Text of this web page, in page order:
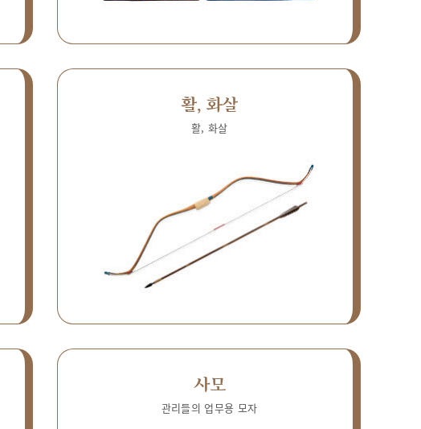
활, 화살
활, 화살
사모
관리들의 업무용 모자